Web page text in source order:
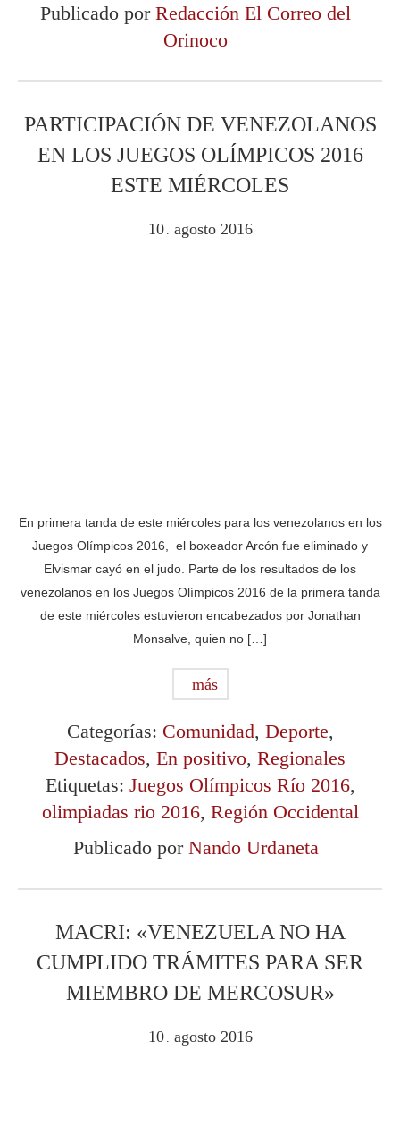
Publicado por Redacción El Correo del
Orinoco
PARTICIPACIÓN DE VENEZOLANOS
EN LOS JUEGOS OLÍMPICOS 2016
ESTE MIÉRCOLES
10 agosto 2016
En primera tanda de este miércoles para los venezolanos en los
Juegos Olímpicos 2016, el boxeador Arcón fue eliminado y
Elvismar cayó en el judo. Parte de los resultados de los
venezolanos en los Juegos Olímpicos 2016 de la primera tanda
de este miércoles estuvieron encabezados por Jonathan
Monsalve, quien no […]
más
Categorías: Comunidad, Deporte,
Destacados, En positivo, Regionales
Etiquetas: Juegos Olímpicos Río 2016,
olimpiadas rio 2016, Región Occidental
Publicado por Nando Urdaneta
MACRI: «VENEZUELA NO HA
CUMPLIDO TRÁMITES PARA SER
MIEMBRO DE MERCOSUR»
10 agosto 2016